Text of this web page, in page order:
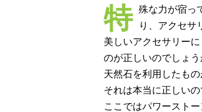
特 殊な力が宿っ
り、アクセサ
美しいアクセサリー
のが正しいのでしょう
天然石を利用したも
それは本当に正しいの
ここではパワースト